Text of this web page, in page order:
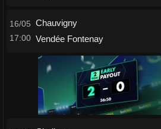
16/05
17:00
Chauvigny
Vendée Fontenay